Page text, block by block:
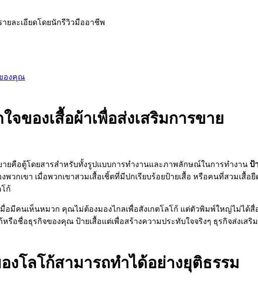
ยละเอียดโดยนักรีวิวมืออาชีพ
องคุณ
ของเสื้อผ้าเพื่อส่งเสริมการขาย
ายคือตู้โดยสารสำหรับทั้งรูปแบบการทำงานและภาพลักษณ์ในการทำงาน ป้
กเขา เมื่อพวกเขาสวมเสื้อเชิ้ตที่มีปกเรียบร้อยป้ายเสื้อ หรือคนที่สวมเสื้อ
ก้
มีคนเห็นหมวก คุณไม่ต้องมองไกลเพื่อสังเกตโลโก้ แต่ตัวพิมพ์ใหญ่ไม่ได้สื่
รือชื่อธุรกิจของคุณ ป้ายเสื้อแต่เพื่อสร้างความประทับใจจริงๆ ธุรกิจส่งเส
งโลโก้สามารถทำได้อย่างยุติธรรม